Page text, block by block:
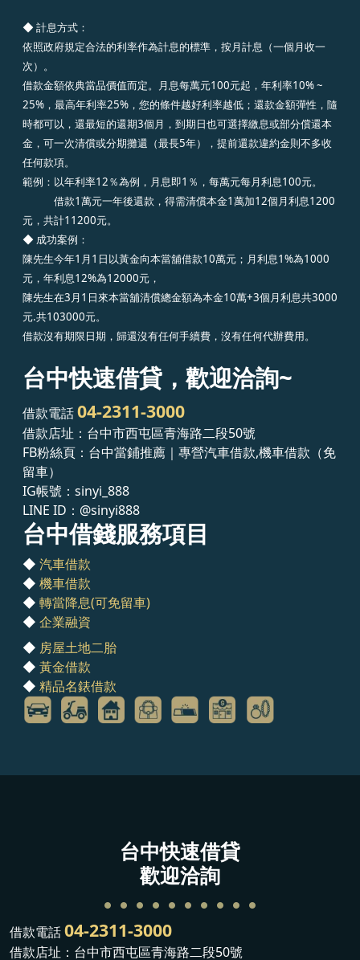
◆ 計息方式：
依照政府規定合法的利率作為計息的標準，按月計息（一個月收一
次）。
借款金額依典當品價值而定。月息每萬元100元起，年利率10% ~
25%，最高年利率25%，您的條件越好利率越低；還款金額彈性，隨
時都可以，還最短的還期3個月，到期日也可選擇繳息或部分償還本
金，可一次清償或分期攤還（最長5年），提前還款違約金則不多收
任何款項。
範例：以年利率12％為例，月息即1％，每萬元每月利息100元。
借款1萬元一年後還款，得需清償本金1萬加12個月利息1200
元，共計11200元。
◆ 成功案例：
陳先生今年1月1日以黃金向本當舖借款10萬元；月利息1%為1000
元，年利息12%為12000元，
陳先生在3月1日來本當舖清償總金額為本金10萬+3個月利息共3000
元.共103000元。
借款沒有期限日期，歸還沒有任何手續費，沒有任何代辦費用。
台中快速借貸，歡迎洽詢~
借款電話04-2311-3000
借款店址：台中市西屯區青海路二段50號
FB粉絲頁：台中當鋪推薦｜專營汽車借款,機車借款（免
留車）
IG帳號：sinyi_888
LINE ID： @sinyi888
台中借錢服務項目
◆ 汽車借款
◆ 機車借款
◆ 轉當降息(可免留車)
◆ 企業融資
◆ 房屋土地二胎
◆ 黃金借款
◆ 精品名錶借款
台中快速借貸
歡迎洽詢
借款電話04-2311-3000
借款店址：台中市西屯區青海路二段50號